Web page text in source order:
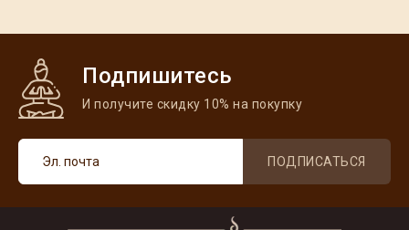
Подпишитесь
И получите скидку 10% на покупку
ПОДПИСАТЬСЯ